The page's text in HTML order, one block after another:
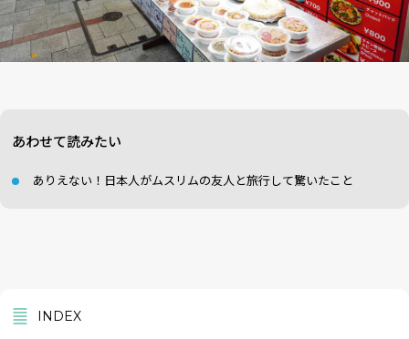
あわせて読みたい
ありえない！日本人がムスリムの友人と旅行して驚いたこと
INDEX